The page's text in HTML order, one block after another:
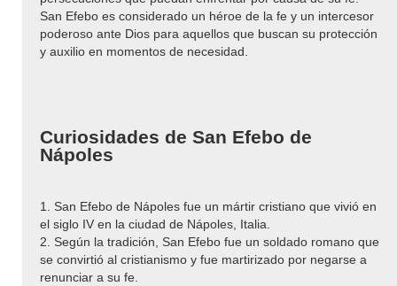
San Efebo es considerado un héroe de la fe y un intercesor
poderoso ante Dios para aquellos que buscan su protección
y auxilio en momentos de necesidad.
Curiosidades de San Efebo de
Nápoles
1. San Efebo de Nápoles fue un mártir cristiano que vivió en
el siglo IV en la ciudad de Nápoles, Italia.
2. Según la tradición, San Efebo fue un soldado romano que
se convirtió al cristianismo y fue martirizado por negarse a
renunciar a su fe.